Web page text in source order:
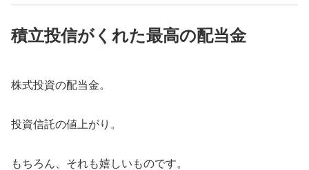
積立投信がくれた最高の配当金
株式投資の配当金。
投資信託の値上がり。
もちろん、それも嬉しいものです。